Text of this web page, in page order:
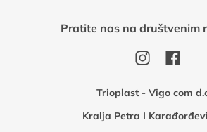
Trioplast - Vigo com
Kralja Petra I
Pratite nas na društvenim